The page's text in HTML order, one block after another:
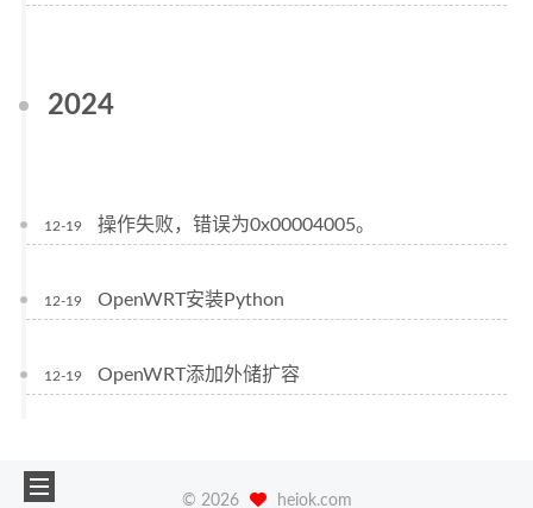
2024
12-19 操作失败，错误为0x00004005。
12-19 OpenWRT安装Python
12-19 OpenWRT添加外储扩容
© 2026 heiok.com